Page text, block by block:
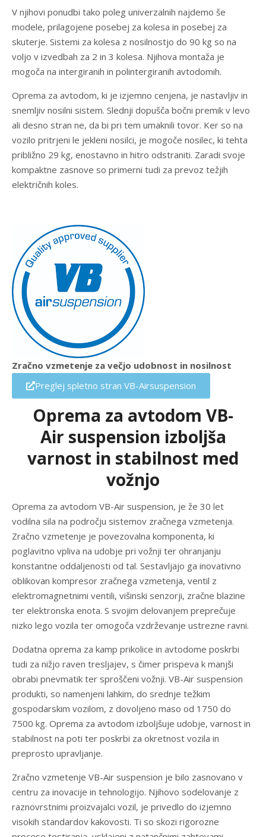
V njihovi ponudbi tako poleg univerzalnih najdemo še
modele, prilagojene posebej za kolesa in posebej za
skuterje. Sistemi za kolesa z nosilnostjo do 90 kg so na
voljo v izvedbah za 2 in 3 kolesa. Njihova montaža je
mogoča na intergiranih in polintergiranih avtodomih.
Oprema za avtodom, ki je izjemno cenjena, je nastavljiv in
snemljiv nosilni sistem. Slednji dopušča bočni premik v levo
ali desno stran ne, da bi pri tem umaknili tovor. Ker so na
vozilo pritrjeni le jekleni nosilci, je mogoče nosilec, ki tehta
približno 29 kg, enostavno in hitro odstraniti. Zaradi svoje
kompaktne zasnove so primerni tudi za prevoz težjih
električnih koles.
Zračno vzmetenje za večjo udobnost in nosilnost
Preglej spletno stran VB-Airsuspension
Oprema za avtodom VB-
Air suspension izboljša
varnost in stabilnost med
vožnjo
Oprema za avtodom VB-Air suspension, je že 30 let
vodilna sila na področju sistemov zračnega vzmetenja.
Zračno vzmetenje je povezovalna komponenta, ki
poglavitno vpliva na udobje pri vožnji ter ohranjanju
konstantne oddaljenosti od tal. Sestavljajo ga inovativno
oblikovan kompresor zračnega vzmetenja, ventil z
elektromagnetnimi ventili, višinski senzorji, zračne blazine
ter elektronska enota. S svojim delovanjem preprečuje
nizko lego vozila ter omogoča vzdrževanje ustrezne ravni.
Dodatna oprema za kamp prikolice in avtodome poskrbi
tudi za nižjo raven tresljajev, s čimer prispeva k manjši
obrabi pnevmatik ter sproščeni vožnji. VB-Air suspension
produkti, so namenjeni lahkim, do srednje težkim
gospodarskim vozilom, z dovoljeno maso od 1750 do
7500 kg. Oprema za avtodom izboljšuje udobje, varnost in
stabilnost na poti ter poskrbi za okretnost vozila in
preprosto upravljanje.
Zračno vzmetenje VB-Air suspension je bilo zasnovano v
centru za inovacije in tehnologijo. Njihovo sodelovanje z
raznovrstnimi proizvajalci vozil, je privedlo do izjemno
visokih standardov kakovosti. Ti so skozi rigorozne